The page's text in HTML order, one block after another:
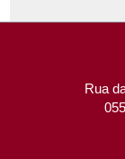
Rua